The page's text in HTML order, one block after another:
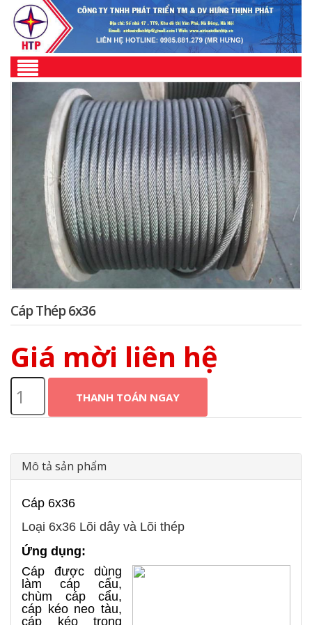
Cáp Thép 6x36
Giá mời liên hệ
THANH TOÁN NGAY
Mô tả sản phẩm
Cáp 6x36
Loại 6x36 Lõi dây và Lõi thép
Ứng dụng:
Cáp được dùng
làm cáp cẩu,
chùm cáp cẩu,
cáp kéo neo tàu,
cáp kéo trong